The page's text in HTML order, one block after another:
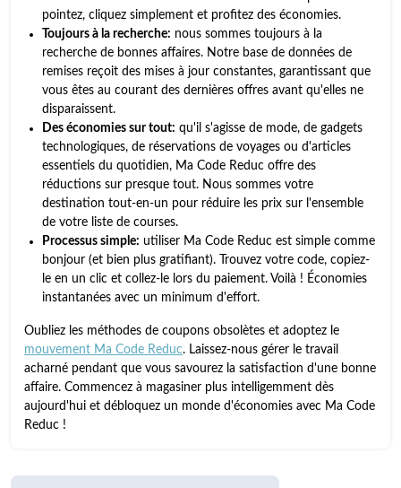
pointez, cliquez simplement et profitez des économies.
Toujours à la recherche: nous sommes toujours à la
recherche de bonnes affaires. Notre base de données de
remises reçoit des mises à jour constantes, garantissant que
vous êtes au courant des dernières offres avant qu'elles ne
disparaissent.
Des économies sur tout: qu'il s'agisse de mode, de gadgets
technologiques, de réservations de voyages ou d'articles
essentiels du quotidien, Ma Code Reduc offre des
réductions sur presque tout. Nous sommes votre
destination tout-en-un pour réduire les prix sur l'ensemble
de votre liste de courses.
Processus simple: utiliser Ma Code Reduc est simple comme
bonjour (et bien plus gratifiant). Trouvez votre code, copiez-
le en un clic et collez-le lors du paiement. Voilà ! Économies
instantanées avec un minimum d'effort.
Oubliez les méthodes de coupons obsolètes et adoptez le
mouvement Ma Code Reduc. Laissez-nous gérer le travail
acharné pendant que vous savourez la satisfaction d'une bonne
affaire. Commencez à magasiner plus intelligemment dès
aujourd'hui et débloquez un monde d'économies avec Ma Code
Reduc !